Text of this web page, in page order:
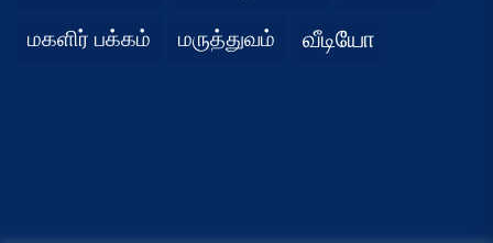
மகளிர் பக்கம் மருத்துவம் வீடியோ